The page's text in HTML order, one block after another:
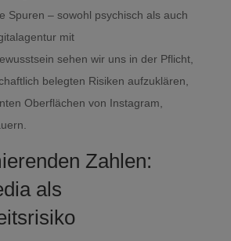
Spuren – sowohl psychisch als auch
mit
sehen wir uns in der Pflicht,
belegten Risiken aufzuklären,
Oberflächen von Instagram,
Zahlen:
als